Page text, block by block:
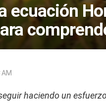
ecuación
AM
haciendo un